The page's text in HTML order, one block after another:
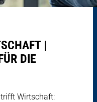
|
DIE
Wirtschaft: